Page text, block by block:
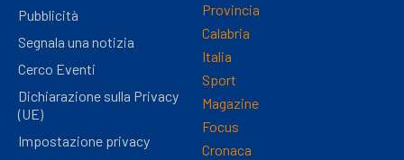
Pubblicità
Segnala una notizia
Cerco Eventi
Dichiarazione sulla Privacy
(UE)
Impostazione privacy
Provincia
Calabria
Italia
Sport
Magazine
Focus
Cronaca